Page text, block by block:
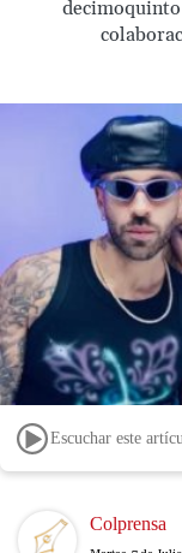
Escuchar este
Image Colprensa